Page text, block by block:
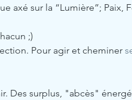
axé sur la “Lumière”; Paix,
;)
Pour agir et cheminer
Des surplus, "abcès"